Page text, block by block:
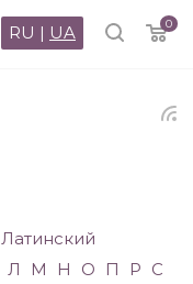
0
RU | UA
Латинский
Л М Н О П Р С